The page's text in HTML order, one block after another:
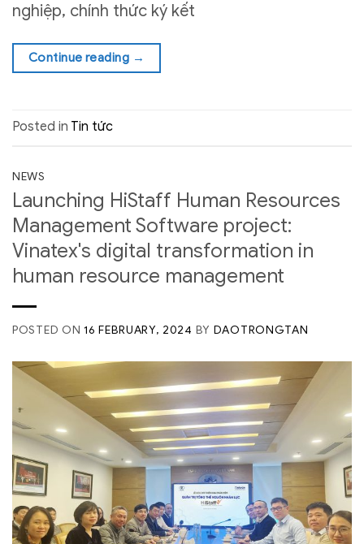
nghiệp, chính thức ký kết
Continue reading →
Posted in Tin tức
NEWS
Launching HiStaff Human Resources
Management Software project:
Vinatex's digital transformation in
human resource management
POSTED ON 16 FEBRUARY, 2024 BY DAOTRONGTAN